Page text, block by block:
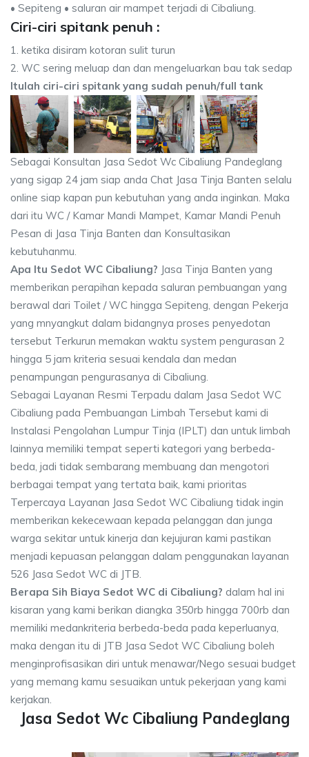
• Sepiteng • saluran air mampet terjadi di Cibaliung.
Ciri-ciri spitank penuh :
1. ketika disiram kotoran sulit turun
2. WC sering meluap dan dan mengeluarkan bau tak sedap
Itulah ciri-ciri spitank yang sudah penuh/full tank
Sebagai Konsultan Jasa Sedot Wc Cibaliung Pandeglang
yang sigap 24 jam siap anda Chat Jasa Tinja Banten selalu
online siap kapan pun kebutuhan yang anda inginkan. Maka
dari itu WC / Kamar Mandi Mampet, Kamar Mandi Penuh
Pesan di Jasa Tinja Banten dan Konsultasikan
kebutuhanmu.
Apa Itu Sedot WC Cibaliung? Jasa Tinja Banten yang
memberikan perapihan kepada saluran pembuangan yang
berawal dari Toilet / WC hingga Sepiteng, dengan Pekerja
yang mnyangkut dalam bidangnya proses penyedotan
tersebut Terkurun memakan waktu system pengurasan 2
hingga 5 jam kriteria sesuai kendala dan medan
penampungan pengurasanya di Cibaliung.
Sebagai Layanan Resmi Terpadu dalam Jasa Sedot WC
Cibaliung pada Pembuangan Limbah Tersebut kami di
Instalasi Pengolahan Lumpur Tinja (IPLT) dan untuk limbah
lainnya memiliki tempat seperti kategori yang berbeda-
beda, jadi tidak sembarang membuang dan mengotori
berbagai tempat yang tertata baik, kami prioritas
Terpercaya Layanan Jasa Sedot WC Cibaliung tidak ingin
memberikan kekecewaan kepada pelanggan dan junga
warga sekitar untuk kinerja dan kejujuran kami pastikan
menjadi kepuasan pelanggan dalam penggunakan layanan
526 Jasa Sedot WC di JTB.
Berapa Sih Biaya Sedot WC di Cibaliung? dalam hal ini
kisaran yang kami berikan diangka 350rb hingga 700rb dan
memiliki medankriteria berbeda-beda pada keperluanya,
maka dengan itu di JTB Jasa Sedot WC Cibaliung boleh
menginprofisasikan diri untuk menawar/Nego sesuai budget
yang memang kamu sesuaikan untuk pekerjaan yang kami
kerjakan.
Jasa Sedot Wc Cibaliung Pandeglang